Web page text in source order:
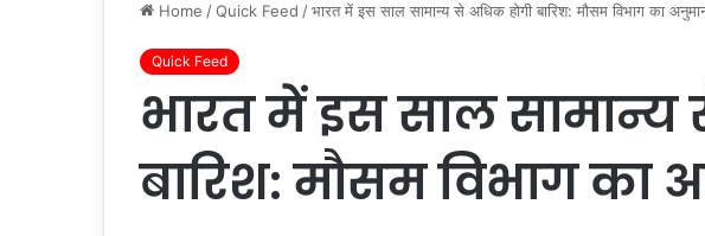
Home /Quick Feed /भारत में इस साल सामान्य से अधिक होगी बारिश: मौसम विभाग का
Quick Feed
भारत में इस साल सामान्य
बारिश: मौसम विभाग का